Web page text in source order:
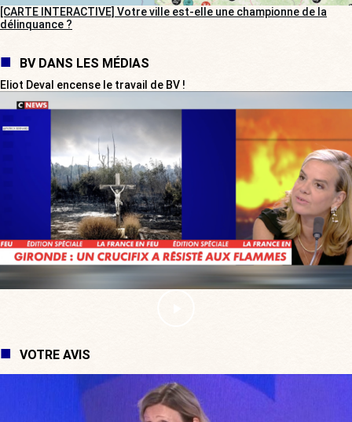
[CARTE INTERACTIVE] Votre ville est-elle une championne de la
délinquance ?
BV DANS LES MÉDIAS
Eliot Deval encense le travail de BV !
VOTRE AVIS